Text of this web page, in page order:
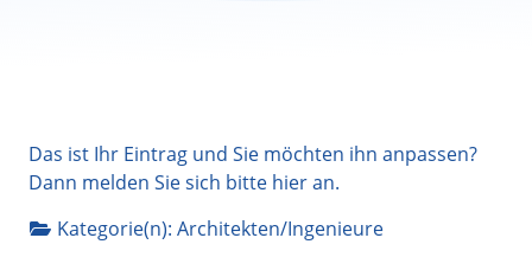
Das ist Ihr Eintrag und Sie möchten ihn anpassen?
Dann melden Sie sich bitte hieran.
Kategorie(n): Architekten/Ingenieure